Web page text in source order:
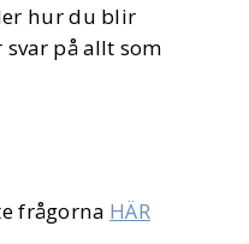
hur du blir
svar på allt som
frågorna HÄR